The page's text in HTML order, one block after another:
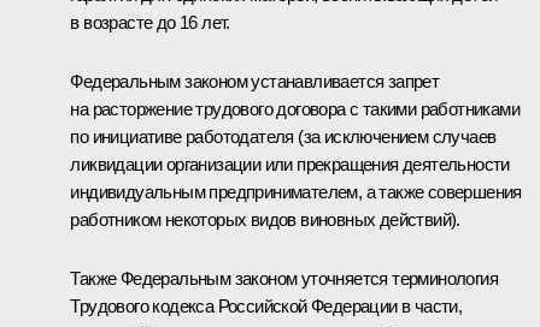
в возрасте до 16 лет.
Федеральным законом устанавливается запрет
на расторжение трудового договора с такими работниками
по инициативе работодателя (за исключением случаев
ликвидации организации или прекращения деятельности
индивидуальным предпринимателем, а также совершения
работником некоторых видов виновных действий).
Также Федеральным законом уточняется терминология
Трудового кодекса Российской Федерации в части,